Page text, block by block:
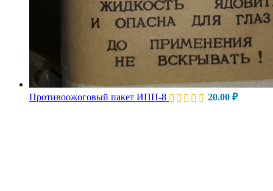
Противоожоговый пакет ИПП-8 20.00 ₽